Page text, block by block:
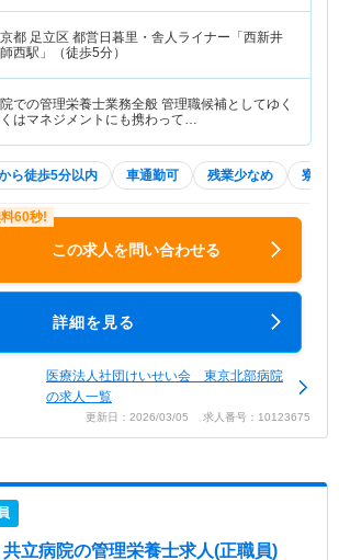
都 足立区 都営日暮里・舎人ライナー「西新井
西駅」（徒歩5分）
での管理栄養士業務全般 管理職候補としてゆく
はマネジメントにも携わって…
ら徒歩5分以内 車通勤可 残業少なめ 寮・
この求人を問い合わせる
詳細を見る
医療法人社団けいせい会 東京北部病院
の求人一覧
更新日：2026/03/05 求人番号：10123675
立病院の管理栄養士求人(正職員)